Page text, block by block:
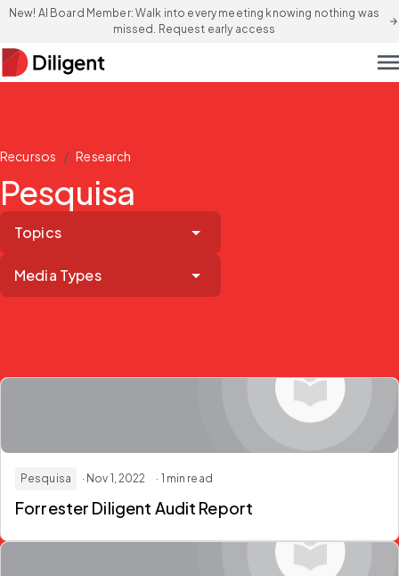
New! AI Board Member: Walk into every meeting knowing nothing was
missed. Request early access
arrow_forward
Recursos / Research
Pesquisa
Topics
Media Types
Pesquisa · Nov 1, 2022 · 1 min read
Forrester Diligent Audit Report